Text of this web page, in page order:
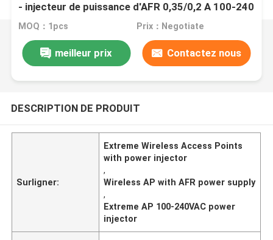
- injecteur de puissance d'AFR 0,35/0,2 A 100-240
VCA 50/60 hertz
MOQ：1pcs Prix：Negotiate
meilleur prix Contactez nous
DESCRIPTION DE PRODUIT
Surligner:
Extreme Wireless Access Points
with power injector
,
Wireless AP with AFR power supply
,
Extreme AP 100-240VAC power
injector